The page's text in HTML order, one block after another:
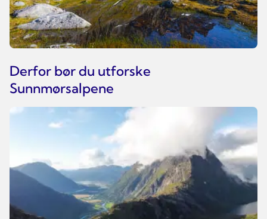
Derfor bør du utforske
Sunnmørsalpene